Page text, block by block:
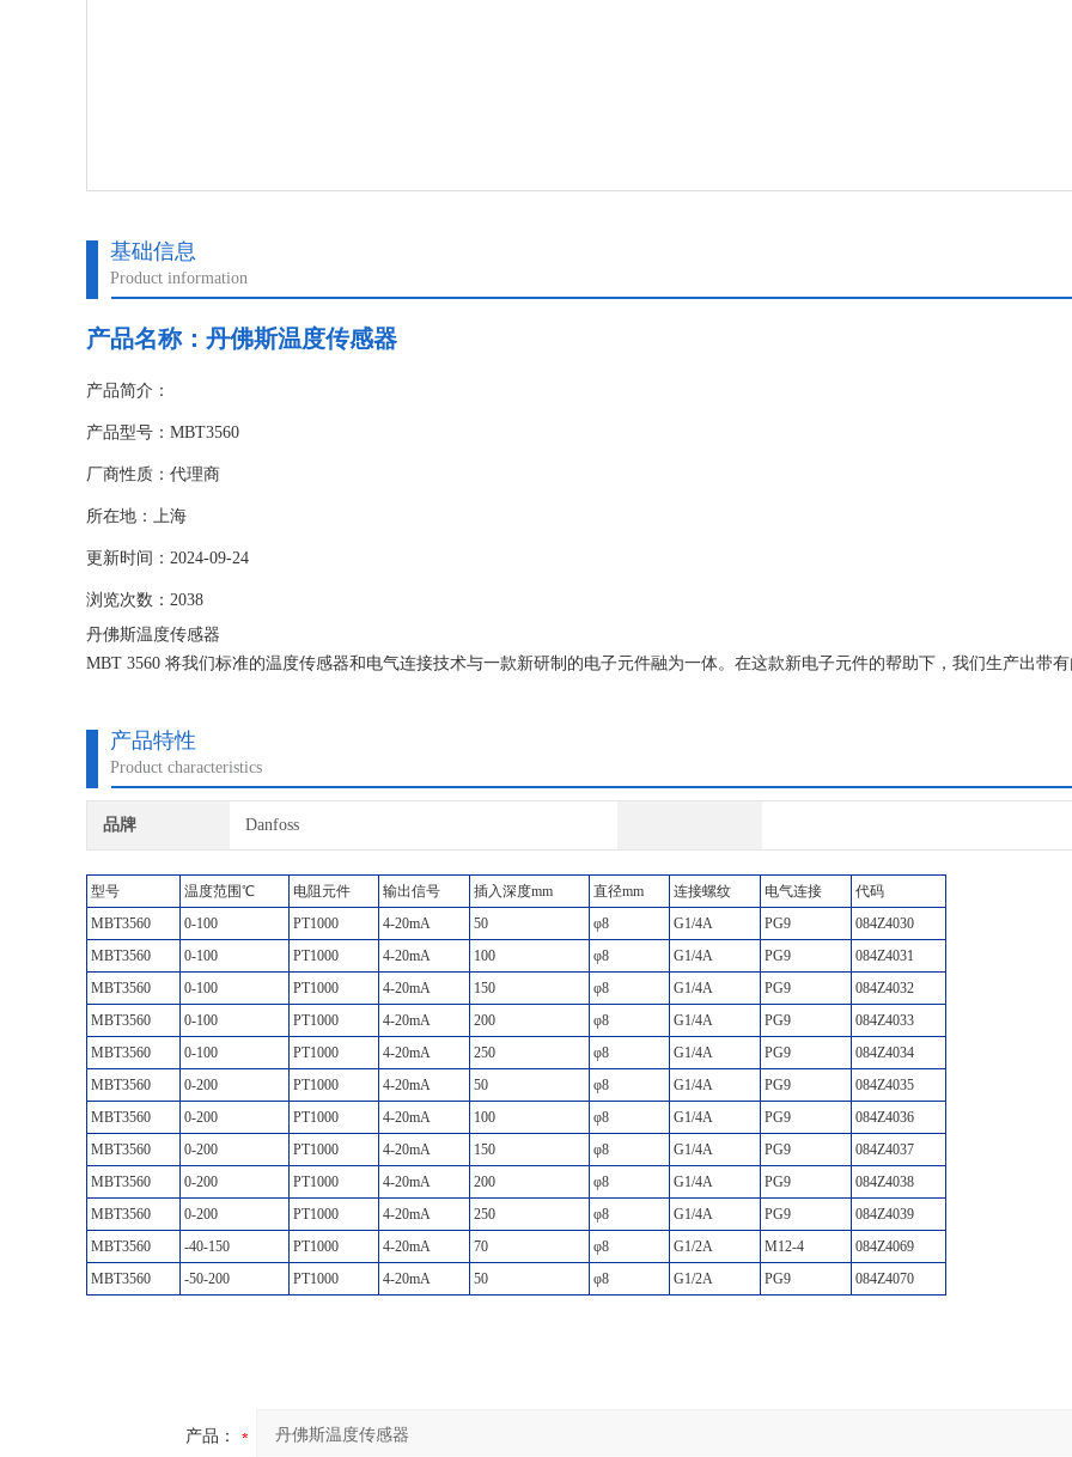
基础信息
Product information
产品名称： 丹佛斯温度传感器
产品简介：
产品型号：MBT3560
厂商性质：代理商
所在地：上海
更新时间：2024-09-24
浏览次数：2038
丹佛斯温度传感器
MBT 3560 将我们标准的温度传感器和电气连接技术与一款新研制的电子元件融为一体。在这款新电子元件的帮助下，我们生产出带
产品特性
Product characteristics
品牌 Danfoss
型号 温度范围℃ 电阻元件 输出信号 插入深度mm 直径mm 连接螺纹 电气连接
代码
MBT3560
0-100 PT1000 4-20mA 50 φ8 G1/4A PG9
084Z4030
MBT3560
0-100 PT1000 4-20mA 100 φ8 G1/4A PG9
084Z4031
MBT3560
0-100 PT1000 4-20mA 150 φ8 G1/4A PG9
084Z4032
MBT3560
0-100 PT1000 4-20mA 200 φ8 G1/4A PG9
084Z4033
MBT3560
0-100 PT1000 4-20mA 250 φ8 G1/4A PG9
084Z4034
MBT3560
0-200 PT1000 4-20mA 50 φ8 G1/4A PG9
084Z4035
MBT3560
0-200 PT1000 4-20mA 100 φ8 G1/4A PG9
084Z4036
MBT3560
0-200 PT1000 4-20mA 150 φ8 G1/4A PG9
084Z4037
MBT3560
0-200 PT1000 4-20mA 200 φ8 G1/4A PG9
084Z4038
MBT3560
0-200 PT1000 4-20mA 250 φ8 G1/4A PG9
084Z4039
MBT3560
-40-150 PT1000 4-20mA 70 φ8 G1/2A M12-4
084Z4069
MBT3560
-50-200 PT1000 4-20mA 50 φ8 G1/2A PG9 084Z4070
产品：